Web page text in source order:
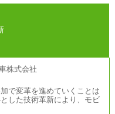
で変革を進めていくことは
した技術革新により、モビ